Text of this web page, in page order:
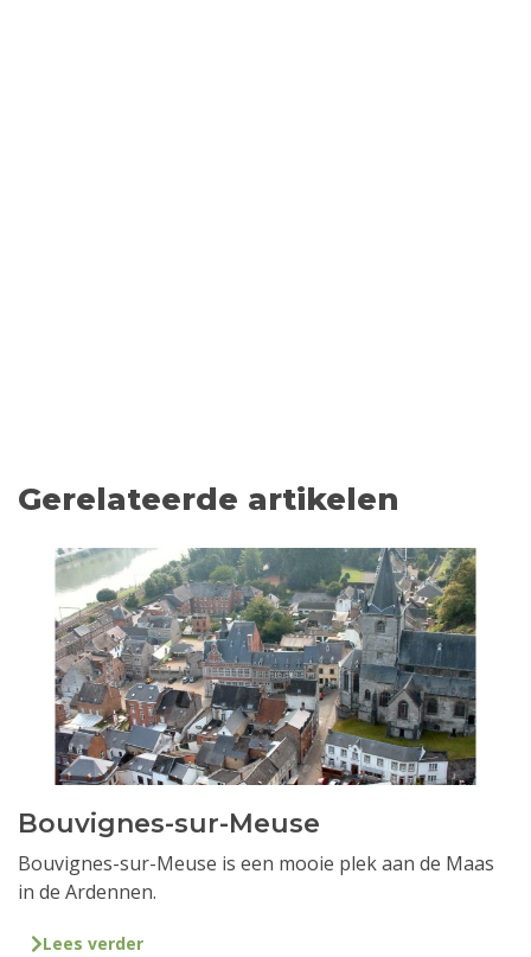
Gerelateerde artikelen
Bouvignes-sur-Meuse
Bouvignes-sur-Meuse is een mooie plek aan de Maas
in de Ardennen.
Lees verder